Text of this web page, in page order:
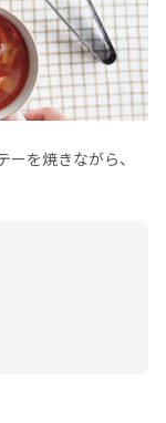
を焼きながら、